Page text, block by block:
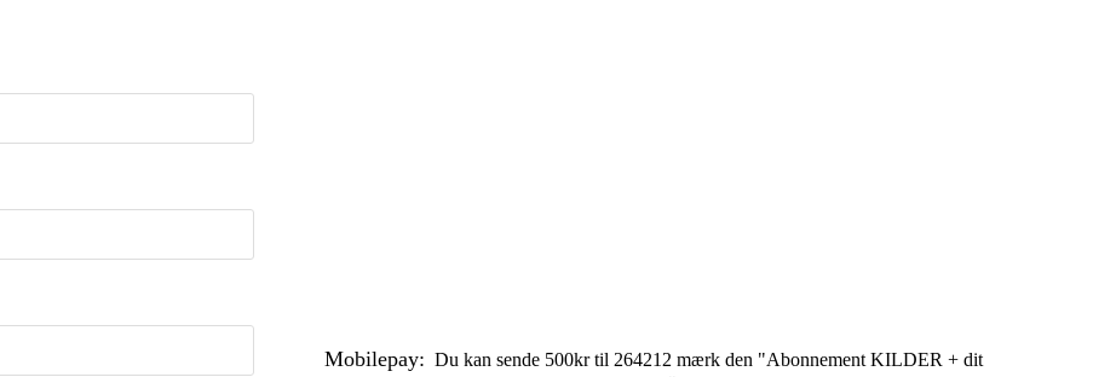
Mobilepay: Du kan sende 500kr til 264212 mærk den "Abonnement KILDER + dit